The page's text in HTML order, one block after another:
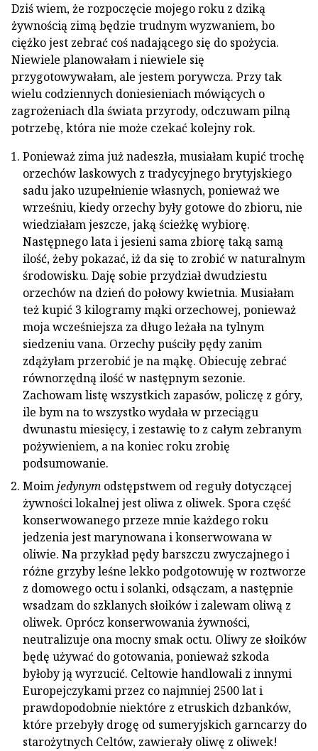
Dziś wiem, że rozpoczęcie mojego roku z dziką
żywnością zimą będzie trudnym wyzwaniem, bo
ciężko jest zebrać coś nadającego się do spożycia.
Niewiele planowałam i niewiele się
przygotowywałam, ale jestem porywcza. Przy tak
wielu codziennych doniesieniach mówiących o
zagrożeniach dla świata przyrody, odczuwam pilną
potrzebę, która nie może czekać kolejny rok.
Ponieważ zima już nadeszła, musiałam kupić trochę
orzechów laskowych z tradycyjnego brytyjskiego
sadu jako uzupełnienie własnych, ponieważ we
wrześniu, kiedy orzechy były gotowe do zbioru, nie
wiedziałam jeszcze, jaką ścieżkę wybiorę.
Następnego lata i jesieni sama zbiorę taką samą
ilość, żeby pokazać, iż da się to zrobić w naturalnym
środowisku. Daję sobie przydział dwudziestu
orzechów na dzień do połowy kwietnia. Musiałam
też kupić 3 kilogramy mąki orzechowej, ponieważ
moja wcześniejsza za długo leżała na tylnym
siedzeniu vana. Orzechy puściły pędy zanim
zdążyłam przerobić je na mąkę. Obiecuję zebrać
równorzędną ilość w następnym sezonie.
Zachowam listę wszystkich zapasów, policzę z góry,
ile bym na to wszystko wydała w przeciągu
dwunastu miesięcy, i zestawię to z całym zebranym
pożywieniem, a na koniec roku zrobię
podsumowanie.
Moimjedynym odstępstwem od reguły dotyczącej
żywności lokalnej jest oliwa z oliwek. Spora część
konserwowanego przeze mnie każdego roku
jedzenia jest marynowana i konserwowana w
oliwie. Na przykład pędy barszczu zwyczajnego i
różne grzyby leśne lekko podgotowuję w roztworze
z domowego octu i solanki, odsączam, a następnie
wsadzam do szklanych słoików i zalewam oliwą z
oliwek. Oprócz konserwowania żywności,
neutralizuje ona mocny smak octu. Oliwy ze słoików
będę używać do gotowania, ponieważ szkoda
byłoby ją wyrzucić. Celtowie handlowali z innymi
Europejczykami przez co najmniej 2500 lat i
prawdopodobnie niektóre z etruskich dzbanków,
które przebyły drogę od sumeryjskich garncarzy do
starożytnych Celtów, zawierały oliwę z oliwek!